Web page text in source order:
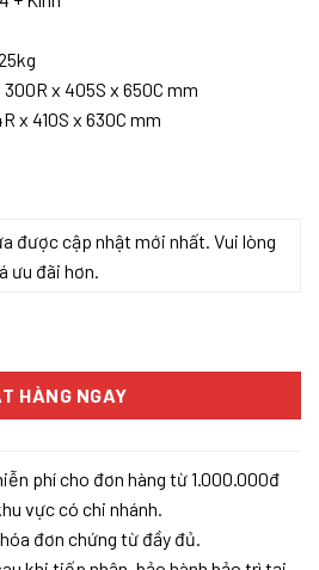
₫.
1.859.000 ₫.
x 405S x 650C mm
x 410S x 630C mm
được cập nhật mới nhất. Vui lòng
ưu đãi hơn.
HÀNG NGAY
phí cho đơn hàng từ 1.000.000đ
vực có chi nhánh.
đơn chứng từ đầy đủ.